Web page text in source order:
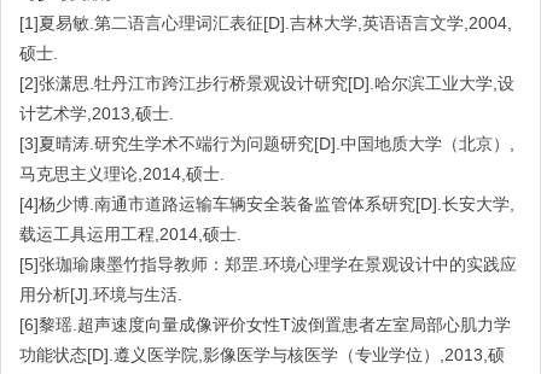
[1]夏易敏.第二语言心理词汇表征[D].吉林大学,英语语言文学,2004,
硕士.
[2]张潇思.牡丹江市跨江步行桥景观设计研究[D].哈尔滨工业大学,设
计艺术学,2013,硕士.
[3]夏晴涛.研究生学术不端行为问题研究[D].中国地质大学（北京）,
马克思主义理论,2014,硕士.
[4]杨少博.南通市道路运输车辆安全装备监管体系研究[D].长安大学,
载运工具运用工程,2014,硕士.
[5]张珈瑜康墨竹指导教师：郑罡.环境心理学在景观设计中的实践应
用分析[J].环境与生活.
[6]黎瑶.超声速度向量成像评价女性T波倒置患者左室局部心肌力学
功能状态[D].遵义医学院,影像医学与核医学（专业学位）,2013,硕